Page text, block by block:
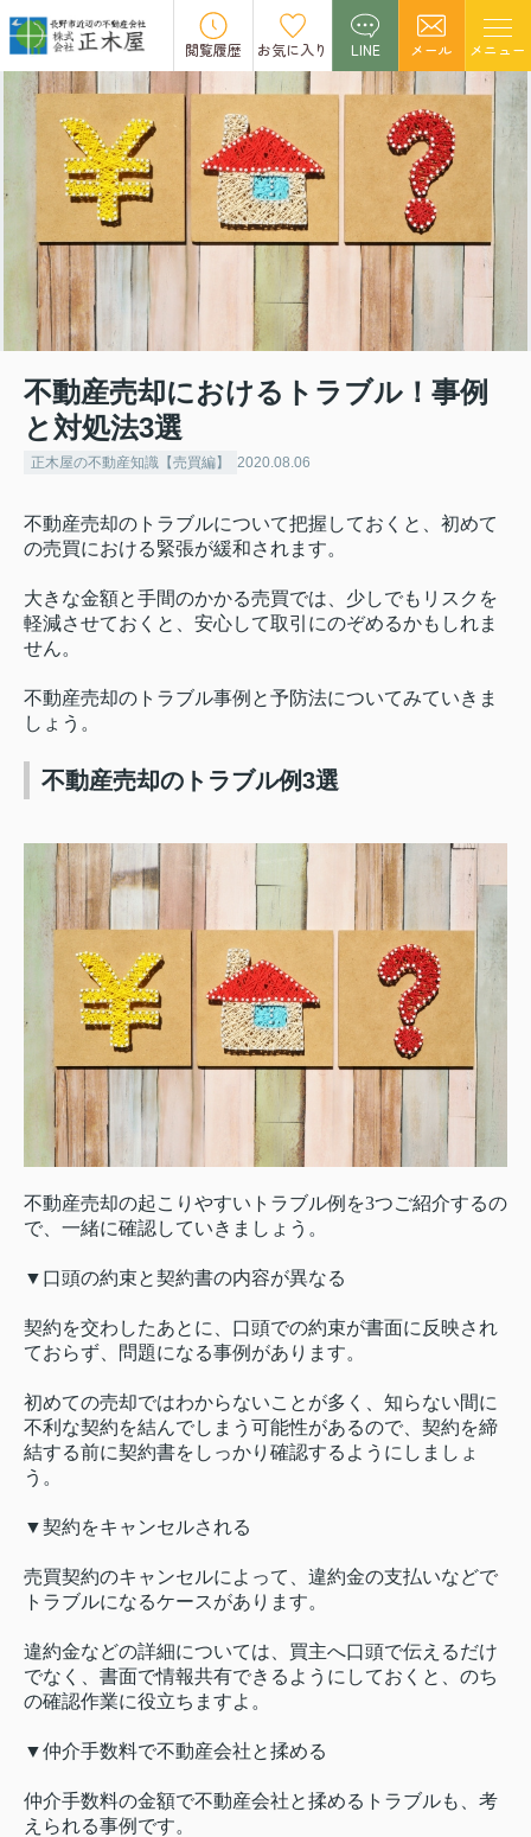
閲覧履歴 お気に入り LINE メール メニュー
不動産売却におけるトラブル！事例
と対処法3選
正木屋の不動産知識【売買編】 2020.08.06
不動産売却のトラブルについて把握しておくと、初めて
の売買における緊張が緩和されます。
大きな金額と手間のかかる売買では、少しでもリスクを
軽減させておくと、安心して取引にのぞめるかもしれま
せん。
不動産売却のトラブル事例と予防法についてみていきま
しょう。
不動産売却のトラブル例3選
不動産売却の起こりやすいトラブル例を3つご紹介するの
で、一緒に確認していきましょう。
▼口頭の約束と契約書の内容が異なる
契約を交わしたあとに、口頭での約束が書面に反映され
ておらず、問題になる事例があります。
初めての売却ではわからないことが多く、知らない間に
不利な契約を結んでしまう可能性があるので、契約を締
結する前に契約書をしっかり確認するようにしましょ
う。
▼契約をキャンセルされる
売買契約のキャンセルによって、違約金の支払いなどで
トラブルになるケースがあります。
違約金などの詳細については、買主へ口頭で伝えるだけ
でなく、書面で情報共有できるようにしておくと、のち
の確認作業に役立ちますよ。
▼仲介手数料で不動産会社と揉める
仲介手数料の金額で不動産会社と揉めるトラブルも、考
えられる事例です。